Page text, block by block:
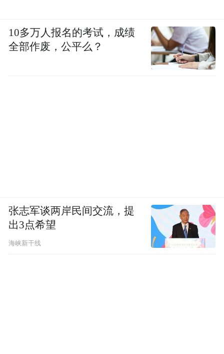
10多万人报名的考试，成绩
全部作废，公平么？
张志军谈两岸民间交流，提
出3点希望
海峡新干线